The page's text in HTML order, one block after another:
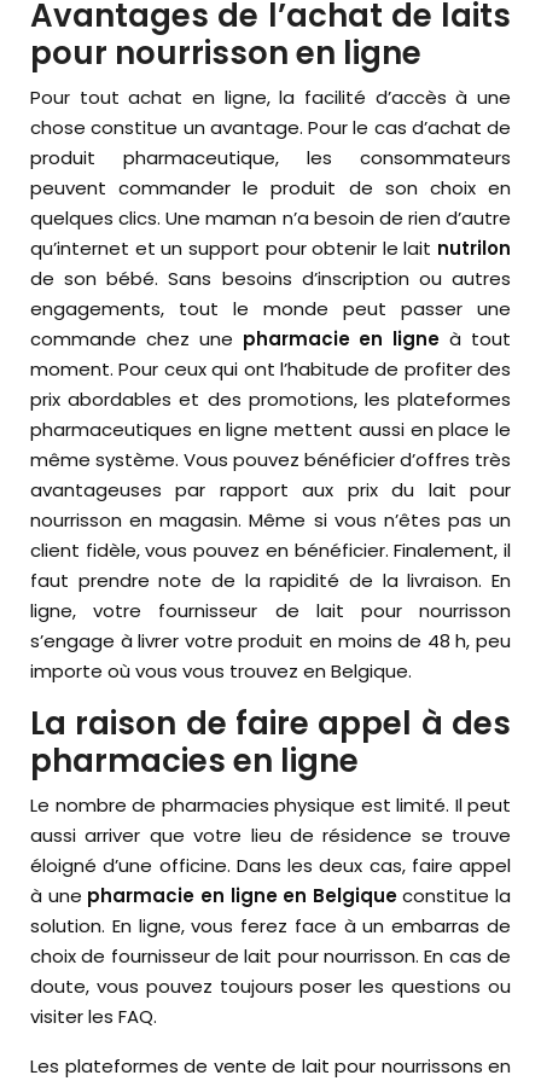
Avantages de l’achat de laits
pour nourrisson en ligne
Pour tout achat en ligne, la facilité d’accès à une
chose constitue un avantage. Pour le cas d’achat de
produit pharmaceutique, les consommateurs
peuvent commander le produit de son choix en
quelques clics. Une maman n’a besoin de rien d’autre
qu’internet et un support pour obtenir le lait nutrilon
de son bébé. Sans besoins d’inscription ou autres
engagements, tout le monde peut passer une
commande chez une pharmacie en ligne à tout
moment. Pour ceux qui ont l’habitude de profiter des
prix abordables et des promotions, les plateformes
pharmaceutiques en ligne mettent aussi en place le
même système. Vous pouvez bénéficier d’offres très
avantageuses par rapport aux prix du lait pour
nourrisson en magasin. Même si vous n’êtes pas un
client fidèle, vous pouvez en bénéficier. Finalement, il
faut prendre note de la rapidité de la livraison. En
ligne, votre fournisseur de lait pour nourrisson
s’engage à livrer votre produit en moins de 48 h, peu
importe où vous vous trouvez en Belgique.
La raison de faire appel à des
pharmacies en ligne
Le nombre de pharmacies physique est limité. Il peut
aussi arriver que votre lieu de résidence se trouve
éloigné d’une officine. Dans les deux cas, faire appel
à une pharmacie en ligne en Belgiqueconstitue la
solution. En ligne, vous ferez face à un embarras de
choix de fournisseur de lait pour nourrisson. En cas de
doute, vous pouvez toujours poser les questions ou
visiter les FAQ.
Les plateformes de vente de lait pour nourrissons en